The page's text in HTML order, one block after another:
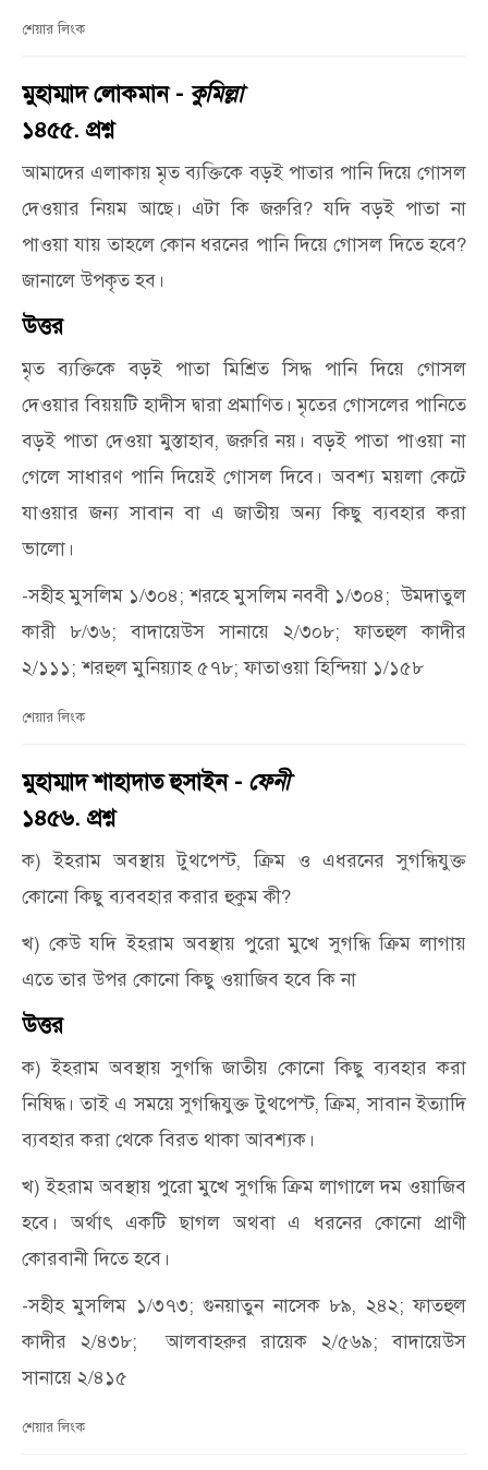
শেয়ার লিংক
মুহাম্মাদ লোকমান - কুমিল্লা
১৪৫৫. প্রশ্ন
আমাদের এলাকায় মৃত ব্যক্তিকে বড়ই পাতার পানি দিয়ে গোসল
দেওয়ার নিয়ম আছে। এটা কি জরুরি? যদি বড়ই পাতা না
পাওয়া যায় তাহলে কোন ধরনের পানি দিয়ে গোসল দিতে হবে?
জানালে উপকৃত হব।
উত্তর
মৃত ব্যক্তিকে বড়ই পাতা মিশ্রিত সিদ্ধ পানি দিয়ে গোসল
দেওয়ার বিয়য়টি হাদীস দ্বারা প্রমাণিত। মৃতের গোসলের পানিতে
বড়ই পাতা দেওয়া মুস্তাহাব, জরুরি নয়। বড়ই পাতা পাওয়া না
গেলে সাধারণ পানি দিয়েই গোসল দিবে। অবশ্য ময়লা কেটে
যাওয়ার জন্য সাবান বা এ জাতীয় অন্য কিছু ব্যবহার করা
ভালো।
-সহীহ মুসলিম ১/৩০৪; শরহে মুসলিম নববী ১/৩০৪; উমদাতুল
কারী ৮/৩৬; বাদায়েউস সানায়ে ২/৩০৮; ফাতহুল কাদীর
২/১১১; শরহুল মুনিয়্যাহ ৫৭৮; ফাতাওয়া হিন্দিয়া ১/১৫৮
শেয়ার লিংক
মুহাম্মাদ শাহাদাত হুসাইন - ফেনী
১৪৫৬. প্রশ্ন
ক) ইহরাম অবস্থায় টুথপেস্ট, ক্রিম ও এধরনের সুগন্ধিযুক্ত
কোনো কিছু ব্যববহার করার হুকুম কী?
খ) কেউ যদি ইহরাম অবস্থায় পুরো মুখে সুগন্ধি ক্রিম লাগায়
এতে তার উপর কোনো কিছু ওয়াজিব হবে কি না
উত্তর
ক) ইহরাম অবস্থায় সুগন্ধি জাতীয় কোনো কিছু ব্যবহার করা
নিষিদ্ধ। তাই এ সময়ে সুগন্ধিযুক্ত টুথপেস্ট, ক্রিম, সাবান ইত্যাদি
ব্যবহার করা থেকে বিরত থাকা আবশ্যক।
খ) ইহরাম অবস্থায় পুরো মুখে সুগন্ধি ক্রিম লাগালে দম ওয়াজিব
হবে। অর্থাৎ একটি ছাগল অথবা এ ধরনের কোনো প্রাণী
কোরবানী দিতে হবে।
-সহীহ মুসলিম ১/৩৭৩; গুনয়াতুন নাসেক ৮৯, ২৪২; ফাতহুল
কাদীর ২/৪৩৮; আলবাহরুর রায়েক ২/৫৬৯; বাদায়েউস
সানায়ে ২/৪১৫
শেয়ার লিংক